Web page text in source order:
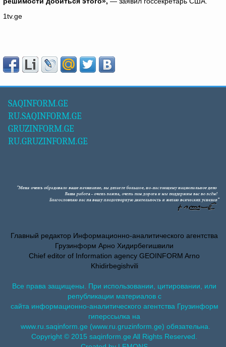
1tv.ge
SAQINFORM.GE
RU.SAQINFORM.GE
GRUZINFORM.GE
RU.GRUZINFORM.GE
Главный редактор Информационно-аналитического агентства
Грузинформ Арно Хидирбегишвили
Chief editor of Information agency GEOINFORM Arno
Khidirbegishvili
Все права защищены. При использовании, цитировании, или
републикации материалов с
сайта информационно-аналитического агентства Грузинформ
гиперссылка на
www.ru.saqinform.ge (www.ru.gruzinform.ge) обязательна.
Copyright © 2015 saqinform.ge All Rights Reserved.